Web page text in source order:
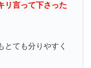
リ言って下さった
とても分りやすく